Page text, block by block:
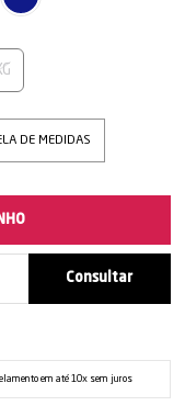
DE MEDIDAS
em até 10x sem juros